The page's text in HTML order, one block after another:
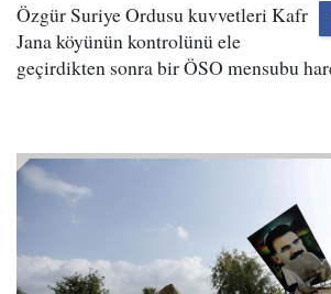
Özgür Suriye Ordusu kuvvetleri Kafr
Jana köyünün kontrolünü ele
geçirdikten sonra bir ÖSO mensubu